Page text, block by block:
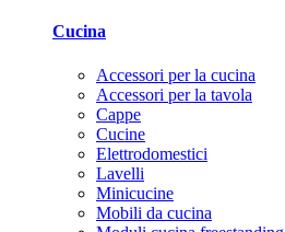
Cucina
Accessori per la cucina
Accessori per la tavola
Cappe
Cucine
Elettrodomestici
Lavelli
Minicucine
Mobili da cucina